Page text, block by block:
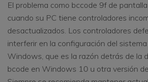
El problema como bccode 9f de
cuando su PC tiene controladores
desactualizados. Los controladores
interferir en la configuración del
Windows, que es la razón detrás de la
bcode en Windows 10 u otra versión